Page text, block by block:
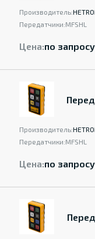
Производитель:
Передатчики:MFSHL
Цена:по запросу
Производитель:
Передатчики:MFSHL
Цена:по запросу